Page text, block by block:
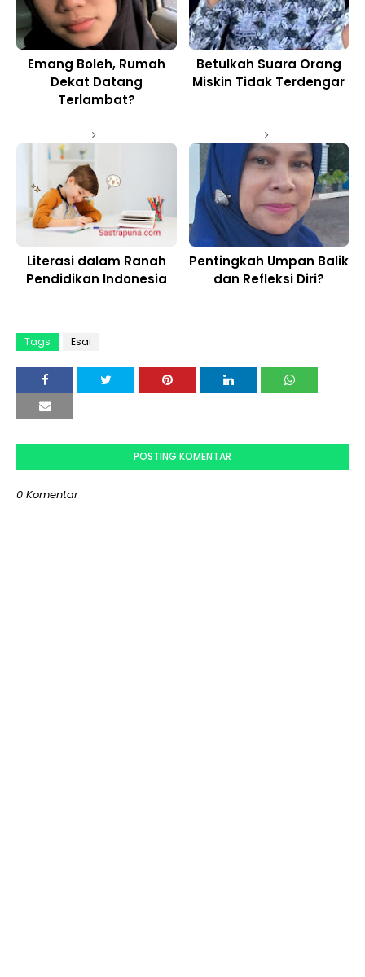
Emang Boleh, Rumah
Dekat Datang
Terlambat?
Betulkah Suara Orang
Miskin Tidak Terdengar
Literasi dalam Ranah
Pendidikan Indonesia
Pentingkah Umpan Balik
dan Refleksi Diri?
Tags Esai
POSTING KOMENTAR
0 Komentar